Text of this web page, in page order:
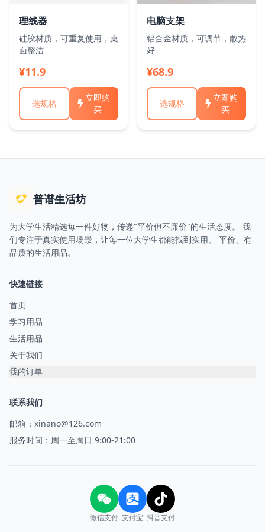
理线器
硅胶材质，可重复使用，桌
面整洁
¥11.9
选规格
立即购
买
电脑支架
铝合金材质，可调节，散热
好
¥68.9
选规格
立即购
买
普谱生活坊
为大学生活精选每一件好物，传递"平价但不廉价"的生活态度。 我
们专注于真实使用场景，让每一位大学生都能找到实用、 平价、有
品质的生活用品。
快速链接
首页
学习用品
生活用品
关于我们
我的订单
联系我们
邮箱：xinano@126.com
服务时间：周一至周日 9:00-21:00
微信支付 支付宝 抖音支付